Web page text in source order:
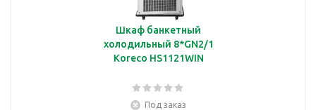
Шкаф банкетный
холодильный 8*GN2/1
Koreco HS1121WIN
Под заказ